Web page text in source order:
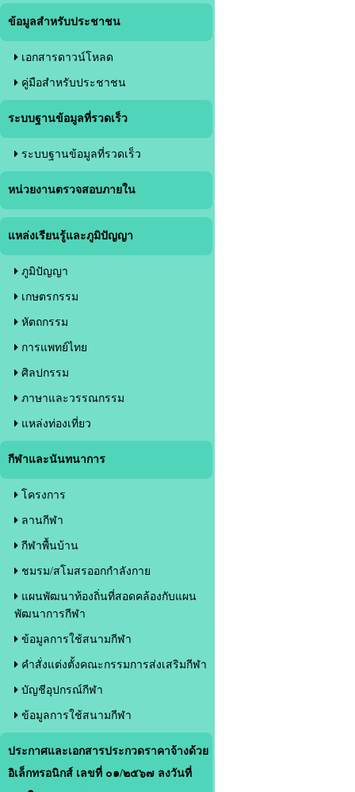
ข้อมูลสำหรับประชาชน
เอกสารดาวน์โหลด
คู่มือสำหรับประชาชน
ระบบฐานข้อมูลที่รวดเร็ว
ระบบฐานข้อมูลที่รวดเร็ว
หน่วยงานตรวจสอบภายใน
แหล่งเรียนรู้และภูมิปัญญา
ภูมิปัญญา
เกษตรกรรม
หัตถกรรม
การแพทย์ไทย
ศิลปกรรม
ภาษาและวรรณกรรม
แหล่งท่องเที่ยว
กีฬาและนันทนาการ
โครงการ
ลานกีฬา
กีฬาพื้นบ้าน
ชมรม/สโมสรออกกำลังกาย
แผนพัฒนาท้องถิ่นที่สอดคล้องกับแผน
พัฒนาการกีฬา
ข้อมูลการใช้สนามกีฬา
คำสั่งแต่งตั้งคณะกรรมการส่งเสริมกีฬา
บัญชีอุปกรณ์กีฬา
ข้อมูลการใช้สนามกีฬา
ประกาศและเอกสารประกวดราคาจ้างด้วย
อิเล็กทรอนิกส์ เลขที่ ๐๑/๒๕๖๗ ลงวันที่